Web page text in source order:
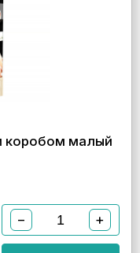
коробом малый
− +